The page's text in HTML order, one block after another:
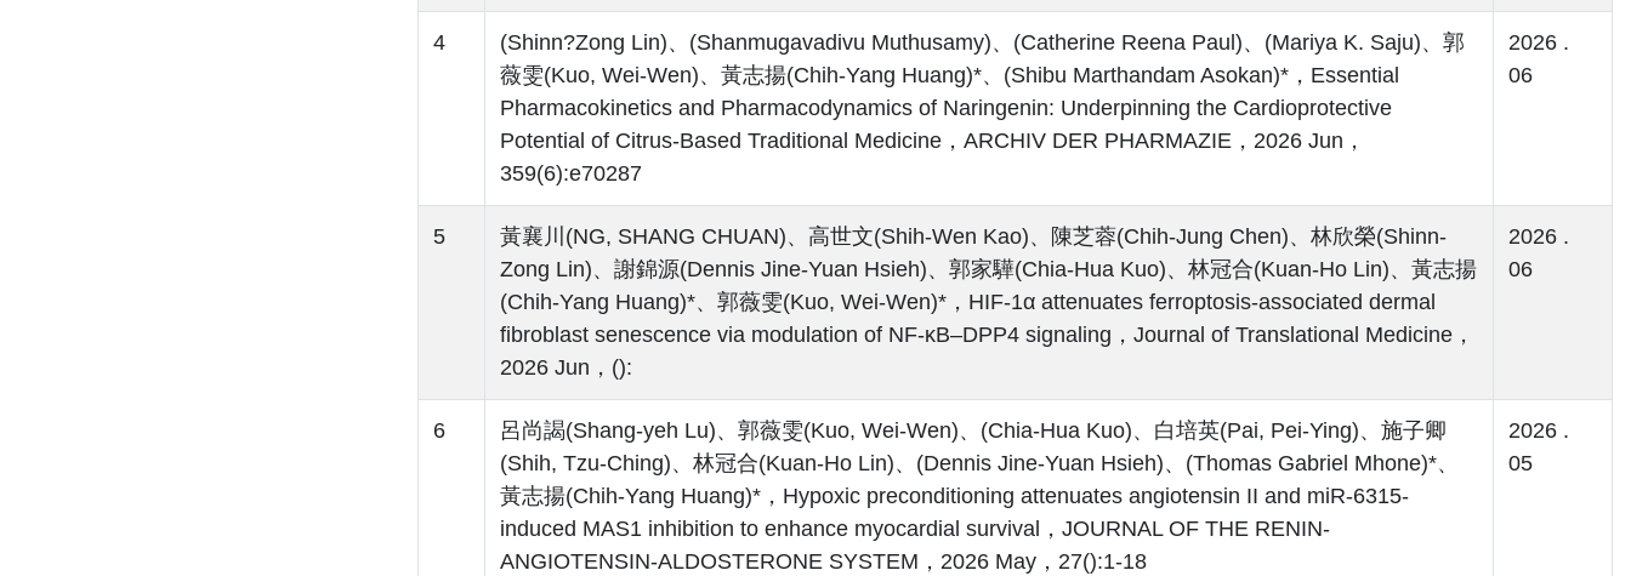
4
(Shinn?Zong Lin)、(Shanmugavadivu Muthusamy)、(Catherine Reena Paul)、(Mariya K. Saju)、郭
薇雯(Kuo, Wei-Wen)、黃志揚(Chih-Yang Huang)*、(Shibu Marthandam Asokan)*，Essential
Pharmacokinetics and Pharmacodynamics of Naringenin: Underpinning the Cardioprotective
Potential of Citrus‐Based Traditional Medicine，ARCHIV DER PHARMAZIE，2026 Jun，
359(6):e70287
2026 .
06
5
黃襄川(NG, SHANG CHUAN)、高世文(Shih-Wen Kao)、陳芝蓉(Chih-Jung Chen)、林欣榮(Shinn-
Zong Lin)、謝錦源(Dennis Jine-Yuan Hsieh)、郭家驊(Chia-Hua Kuo)、林冠合(Kuan-Ho Lin)、黃志揚
(Chih-Yang Huang)*、郭薇雯(Kuo, Wei-Wen)*，HIF-1α attenuates ferroptosis-associated dermal
fibroblast senescence via modulation of NF-κB–DPP4 signaling，Journal of Translational Medicine，
2026 Jun，():
2026 .
06
6
呂尚謁(Shang-yeh Lu)、郭薇雯(Kuo, Wei-Wen)、(Chia-Hua Kuo)、白培英(Pai, Pei-Ying)、施子卿
(Shih, Tzu-Ching)、林冠合(Kuan-Ho Lin)、(Dennis Jine-Yuan Hsieh)、(Thomas Gabriel Mhone)*、
黃志揚(Chih-Yang Huang)*，Hypoxic preconditioning attenuates angiotensin II and miR-6315-
induced MAS1 inhibition to enhance myocardial survival，JOURNAL OF THE RENIN-
ANGIOTENSIN-ALDOSTERONE SYSTEM，2026 May，27():1-18
2026 .
05